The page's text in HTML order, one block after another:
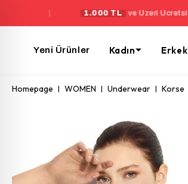
1.000 TL ve Üzeri Ücretsiz Kargo
Yeni Ürünler Kadın Erkek
Homepage WOMEN Underwear Korse